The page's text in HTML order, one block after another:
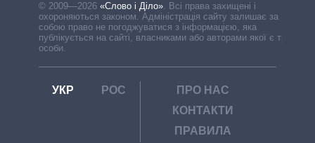
© 2009—2026 «Слово і Діло». Всі права захищені і
охороняються законом. Адміністрація сайту залишає за
собою право не погоджуватися з інформацією, яка
публікується на сайті, власниками або авторами якої є треті
особи.
УКР РОС
ПРО НАС
КОНТАКТИ
ПРАВИЛА